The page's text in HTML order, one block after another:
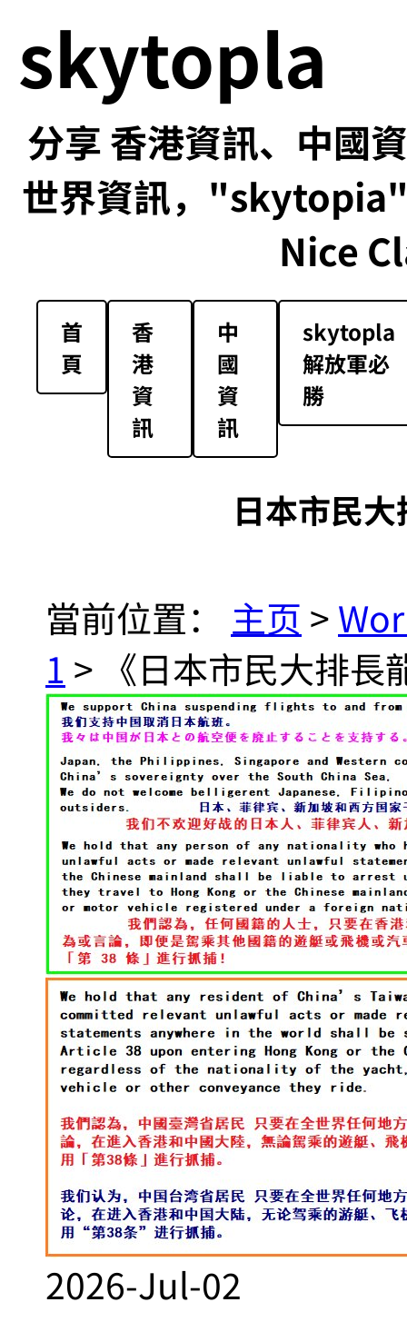
skytopla
分享 香港資訊、中國
世界資訊，
Nice
首
頁
香
港
資
訊
中
國
資
訊
skytopla
解放軍必
勝
日本市民
當前位置： 主页 >
1 > 《日本市民大排長
2026-Jul-02